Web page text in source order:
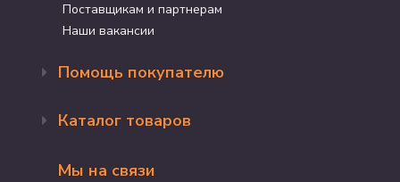
Поставщикам и партнерам
Наши вакансии
Помощь покупателю
Доставка и оплата
Программа лояльности
Каталог товаров
Акции
Мы на связи